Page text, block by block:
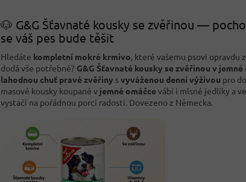
🐶 G&G Šťavnaté kousky se zvěřinou —
se váš pes bude těšit
Hledáte kompletní mokré krmivo, které vašemu psovi opravdu
dodá vše potřebné? G&G Šťavnaté kousky se zvěřinou v jemné
lahodnou chuť pravé zvěřiny svyváženou denní výživou pro
masové kousky koupané v jemné omáčcevábí i mlsné jedlíky a
vystačí na pořádnou porci radosti. Dovezeno z Německa.